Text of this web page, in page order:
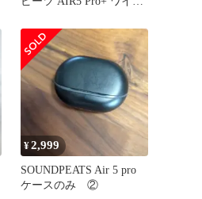
¥2,999
SOUNDPEATS Air 5 pro
ケースのみ ②